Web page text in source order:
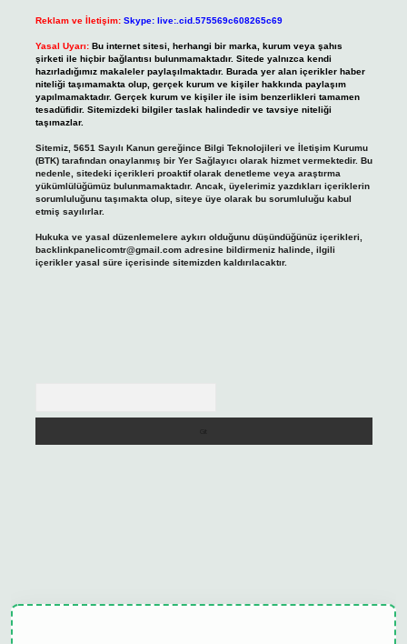
Reklam ve İletişim: Skype: live:.cid.575569c608265c69
Yasal Uyarı: Bu internet sitesi, herhangi bir marka, kurum veya şahıs
şirketi ile hiçbir bağlantısı bulunmamaktadır. Sitede yalnızca kendi
hazırladığımız makaleler paylaşılmaktadır. Burada yer alan içerikler haber
niteliği taşımamakta olup, gerçek kurum ve kişiler hakkında paylaşım
yapılmamaktadır. Gerçek kurum ve kişiler ile isim benzerlikleri tamamen
tesadüfidir. Sitemizdeki bilgiler taslak halindedir ve tavsiye niteliği
taşımazlar.
Sitemiz, 5651 Sayılı Kanun gereğince Bilgi Teknolojileri ve İletişim Kurumu
(BTK) tarafından onaylanmış bir Yer Sağlayıcı olarak hizmet vermektedir. Bu
nedenle, sitedeki içerikleri proaktif olarak denetleme veya araştırma
yükümlülüğümüz bulunmamaktadır. Ancak, üyelerimiz yazdıkları içeriklerin
sorumluluğunu taşımakta olup, siteye üye olarak bu sorumluluğu kabul
etmiş sayılırlar.
Hukuka ve yasal düzenlemelere aykırı olduğunu düşündüğünüz içerikleri,
backlinkpanelicomtr@gmail.comadresine bildirmeniz halinde, ilgili
içerikler yasal süre içerisinde sitemizden kaldırılacaktır.